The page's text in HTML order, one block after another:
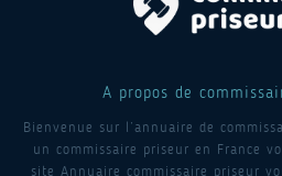
A propos de
Bienvenue sur l’annuaire de
un commissaire priseur en France
site Annuaire commissaire priseur